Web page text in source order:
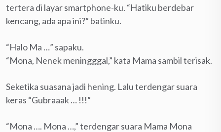
tertera di layar smartphone-ku. “Hatiku berdebar
kencang, ada apa ini?” batinku.
“Halo Ma …” sapaku.
“Mona, Nenek meningggal,” kata Mama sambil terisak.
Seketika suasana jadi hening. Lalu terdengar suara
keras “Gubraaak … !!!”
“Mona …. Mona …,” terdengar suara Mama Mona